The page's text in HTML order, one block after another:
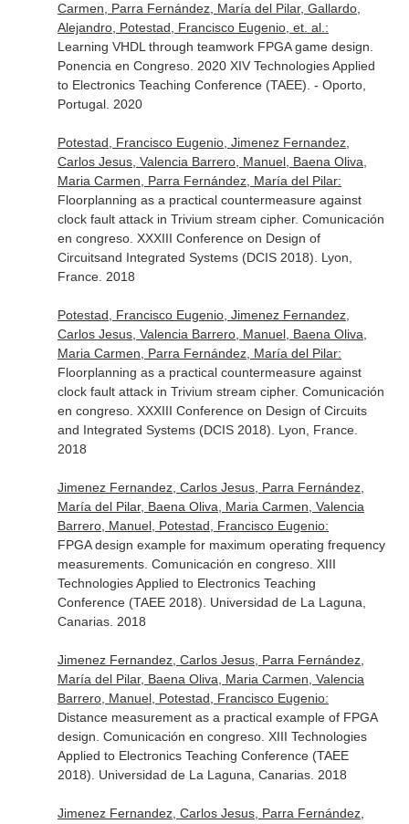
Carmen, Parra Fernández, María del Pilar, Gallardo,
Alejandro, Potestad, Francisco Eugenio, et. al.:
Learning VHDL through teamwork FPGA game design.
Ponencia en Congreso. 2020 XIV Technologies Applied
to Electronics Teaching Conference (TAEE). - Oporto,
Portugal. 2020
Potestad, Francisco Eugenio, Jimenez Fernandez,
Carlos Jesus, Valencia Barrero, Manuel, Baena Oliva,
Maria Carmen, Parra Fernández, María del Pilar:
Floorplanning as a practical countermeasure against
clock fault attack in Trivium stream cipher. Comunicación
en congreso. XXXIII Conference on Design of
Circuitsand Integrated Systems (DCIS 2018). Lyon,
France. 2018
Potestad, Francisco Eugenio, Jimenez Fernandez,
Carlos Jesus, Valencia Barrero, Manuel, Baena Oliva,
Maria Carmen, Parra Fernández, María del Pilar:
Floorplanning as a practical countermeasure against
clock fault attack in Trivium stream cipher. Comunicación
en congreso. XXXIII Conference on Design of Circuits
and Integrated Systems (DCIS 2018). Lyon, France.
2018
Jimenez Fernandez, Carlos Jesus, Parra Fernández,
María del Pilar, Baena Oliva, Maria Carmen, Valencia
Barrero, Manuel, Potestad, Francisco Eugenio:
FPGA design example for maximum operating frequency
measurements. Comunicación en congreso. XIII
Technologies Applied to Electronics Teaching
Conference (TAEE 2018). Universidad de La Laguna,
Canarias. 2018
Jimenez Fernandez, Carlos Jesus, Parra Fernández,
María del Pilar, Baena Oliva, Maria Carmen, Valencia
Barrero, Manuel, Potestad, Francisco Eugenio:
Distance measurement as a practical example of FPGA
design. Comunicación en congreso. XIII Technologies
Applied to Electronics Teaching Conference (TAEE
2018). Universidad de La Laguna, Canarias. 2018
Jimenez Fernandez, Carlos Jesus, Parra Fernández,